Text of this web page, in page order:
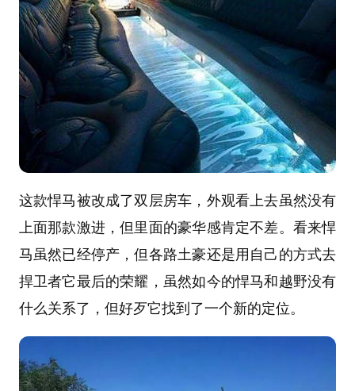
这款悍马被改成了双层房车，外观看上去虽然没有
上面那款激进，但里面的豪华感肯定不差。看来悍
马虽然已经停产，但各路土豪还是用自己的方式去
捍卫者它最后的荣耀，虽然如今的悍马和越野没有
什么关系了，但好歹它找到了一个新的定位。